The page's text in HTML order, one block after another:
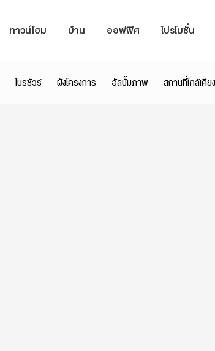
ทาวน์โฮม บ้าน ออฟฟิศ โปรโมชั่น
โบรชัวร์ ผังโครงการ อัลบั้มภาพ สถานที่ใกล้เคียง